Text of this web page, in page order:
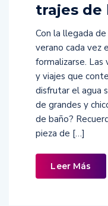
trajes de
Con la llegada
verano cada vez
formalizarse. Las
y viajes que
disfrutar el agua
de grandes y
de baño?
pieza de […]
Leer Más